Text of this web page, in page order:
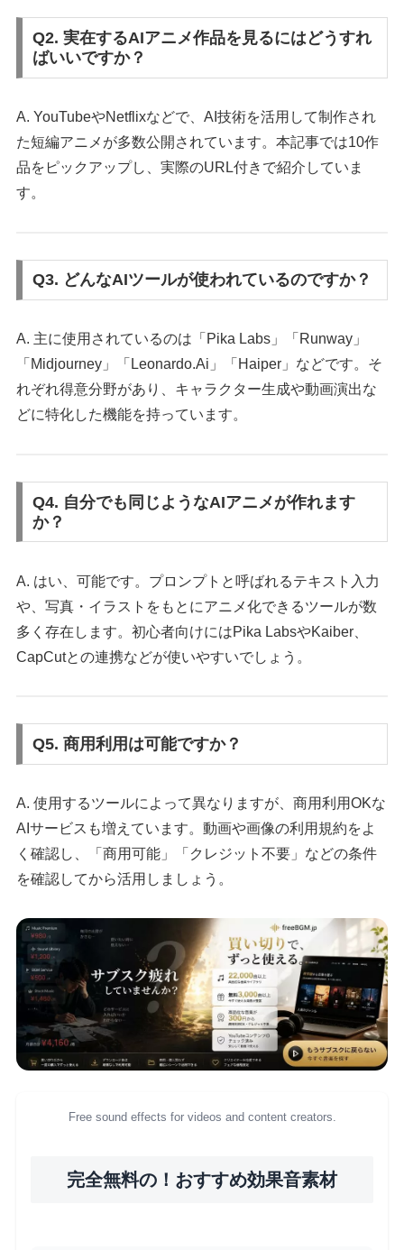
Q2. 実在するAIアニメ作品を見るにはどうすれ
ばいいですか？
A. YouTubeやNetflixなどで、AI技術を活用して制作され
た短編アニメが多数公開されています。本記事では10作
品をピックアップし、実際のURL付きで紹介していま
す。
Q3. どんなAIツールが使われているのですか？
A. 主に使用されているのは「Pika Labs」「Runway」
「Midjourney」「Leonardo.Ai」「Haiper」などです。そ
れぞれ得意分野があり、キャラクター生成や動画演出な
どに特化した機能を持っています。
Q4. 自分でも同じようなAIアニメが作れます
か？
A. はい、可能です。プロンプトと呼ばれるテキスト入力
や、写真・イラストをもとにアニメ化できるツールが数
多く存在します。初心者向けにはPika LabsやKaiber、
CapCutとの連携などが使いやすいでしょう。
Q5. 商用利用は可能ですか？
A. 使用するツールによって異なりますが、商用利用OKな
AIサービスも増えています。動画や画像の利用規約をよ
く確認し、「商用可能」「クレジット不要」などの条件
を確認してから活用しましょう。
Free sound effects for videos and content creators.
完全無料の！おすすめ効果音素材